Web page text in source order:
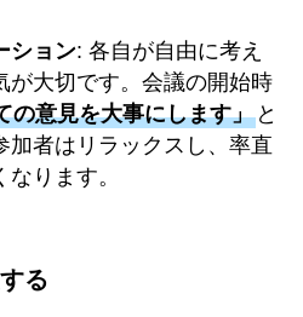
ション: 各自が自由に考え
が大切です。会議の開始時
の意見を大事にします」と
加者はリラックスし、率直
ります。
る